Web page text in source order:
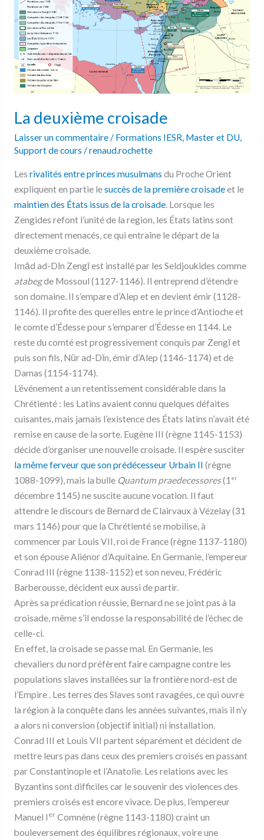
La deuxième croisade
Laisser un commentaire/ Formations IESR, Master et DU,
Support de cours /renaud.rochette
Les rivalités entre princes musulmans du Proche Orient
expliquent en partie lesuccès de la première croisadeet le
maintien des États issus de la croisade. Lorsque les
Zengides refont l’unité de la region, les États latins sont
directement menacés, ce qui entraîne le départ de la
deuxième croisade.
Imād ad-Dīn Zengī est installé par les Seldjoukides comme
atabegde Mossoul (1127-1146). Il entreprend d’étendre
son domaine. Il s’empare d’Alep et en devient émir (1128-
1146). Il profite des querelles entre le prince d’Antioche et
le comte d’Édesse pour s’emparer d’Édesse en 1144. Le
reste du comté est progressivement conquis par Zengī et
puis son fils, Nūr ad-Dīn, émir d’Alep (1146-1174) et de
Damas (1154-1174).
L’événement a un retentissement considérable dans la
Chrétienté : les Latins avaient connu quelques défaites
cuisantes, mais jamais l’existence des États latins n’avait été
remise en cause de la sorte. Eugène III (règne 1145-1153)
décide d’organiser une nouvelle croisade. Il espère susciter
la même ferveur que son prédécesseur Urbain II (règne
1088-1099), mais la bulle Quantum praedecessores(1 er
décembre 1145) ne suscite aucune vocation. Il faut
attendre le discours de Bernard de Clairvaux à Vézelay (31
mars 1146) pour que la Chrétienté se mobilise, à
commencer par Louis VII, roi de France (règne 1137-1180)
et son épouse Aliénor d’Aquitaine. En Germanie, l’empereur
Conrad III (règne 1138-1152) et son neveu, Frédéric
Barberousse, décident eux aussi de partir.
Après sa prédication réussie, Bernard ne se joint pas à la
croisade, même s’il endosse la responsabilité de l’échec de
celle-ci.
En effet, la croisade se passe mal. En Germanie, les
chevaliers du nord préfèrent faire campagne contre les
populations slaves installées sur la frontière nord-est de
l’Empire . Les terres des Slaves sont ravagées, ce qui ouvre
la région à la conquête dans les années suivantes, mais il n’y
a alors ni conversion (objectif initial) ni installation.
Conrad III et Louis VII partent séparément et décident de
mettre leurs pas dans ceux des premiers croisés en passant
par Constantinople et l’Anatolie. Les relations avec les
Byzantins sont difficiles car le souvenir des violences des
premiers croisés est encore vivace. De plus, l’empereur
Manuel I erComnène (règne 1143-1180) craint un
bouleversement des équilibres régionaux, voire une